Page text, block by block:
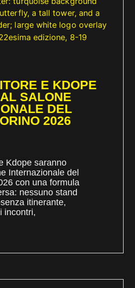
E KDOPE
SALONE
DEL
2026
Kdope saranno
Internazionale del
con una formula
nessuno stand
itinerante,
incontri,